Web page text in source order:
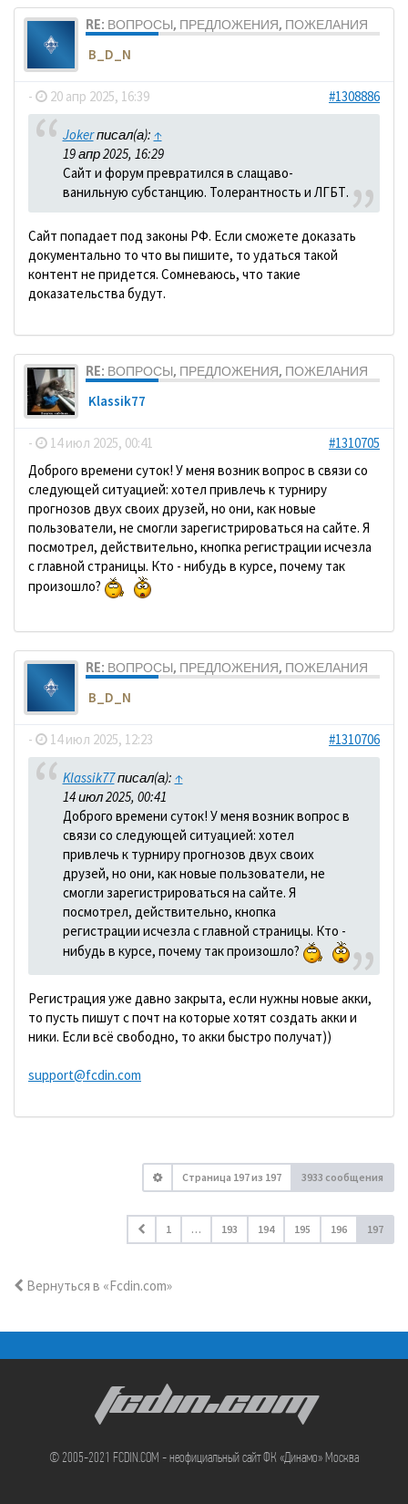
RE: ВОПРОСЫ, ПРЕДЛОЖЕНИЯ, ПОЖЕЛАНИЯ
B_D_N
- 20 апр 2025, 16:39 #1308886
Jokerписал(а): ↑
19 апр 2025, 16:29
Сайт и форум превратился в слащаво-
ванильную субстанцию. Толерантность и ЛГБТ.
Сайт попадает под законы РФ. Если сможете доказать
документально то что вы пишите, то удаться такой
контент не придется. Сомневаюсь, что такие
доказательства будут.
RE: ВОПРОСЫ, ПРЕДЛОЖЕНИЯ, ПОЖЕЛАНИЯ
Klassik77
- 14 июл 2025, 00:41
#1310705
Доброго времени суток! У меня возник вопрос в связи со
следующей ситуацией: хотел привлечь к турниру
прогнозов двух своих друзей, но они, как новые
пользователи, не смогли зарегистрироваться на сайте. Я
посмотрел, действительно, кнопка регистрации исчезла
с главной страницы. Кто - нибудь в курсе, почему так
произошло?
RE: ВОПРОСЫ, ПРЕДЛОЖЕНИЯ, ПОЖЕЛАНИЯ
B_D_N
- 14 июл 2025, 12:23 #1310706
Klassik77писал(а): ↑
14 июл 2025, 00:41
Доброго времени суток! У меня возник вопрос в
связи со следующей ситуацией: хотел
привлечь к турниру прогнозов двух своих
друзей, но они, как новые пользователи, не
смогли зарегистрироваться на сайте. Я
посмотрел, действительно, кнопка
регистрации исчезла с главной страницы. Кто -
нибудь в курсе, почему так произошло?
Регистрация уже давно закрыта, если нужны новые акки,
то пусть пишут с почт на которые хотят создать акки и
ники. Если всё свободно, то акки быстро получат))
support@fcdin.com
Страница 197из 197 3933 сообщения
1 … 193 194 195 196 197
Вернуться в «Fcdin.com»
FCDIN.COM
© 2005-2021 FCDIN.COM - неофициальный сайт ФК «Динамо» Москва